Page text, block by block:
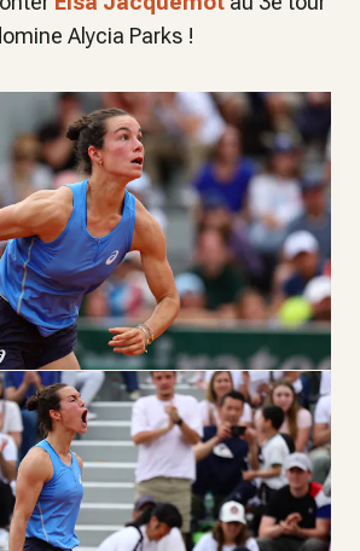
Alycia Parks !